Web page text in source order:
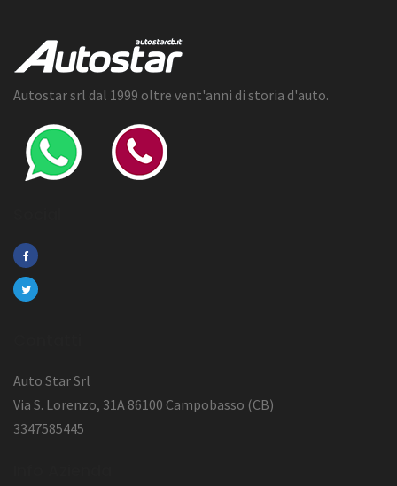
Autostar srl dal 1999 oltre vent'anni di storia d'auto.
Auto Star Srl
Via S. Lorenzo, 31A 86100 Campobasso (CB)
3347585445